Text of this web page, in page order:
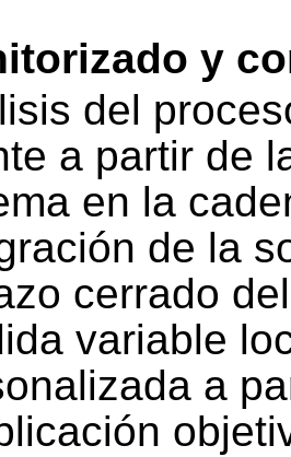
y
del
a partir de
en la
de la
cerrado
variable
a